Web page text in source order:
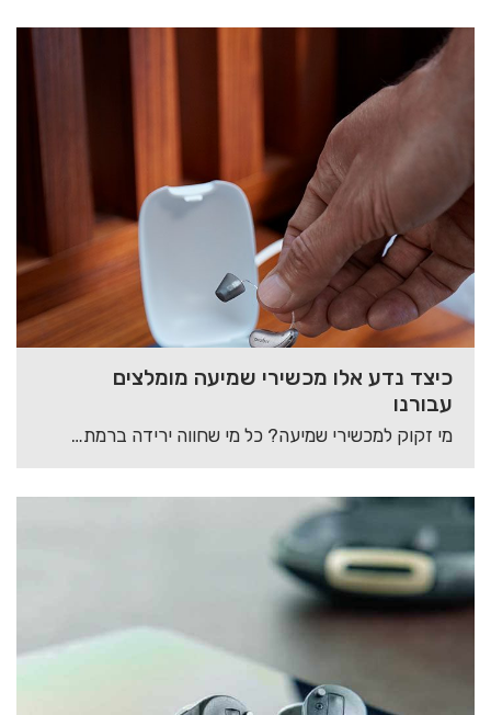
כיצד נדע אלו מכשירי שמיעה מומלצים
עבורנו
מי זקוק למכשירי שמיעה? כל מי שחווה ירידה ברמת השמיעה זקוק להשמת מכשירי שמיעה. תופעה…